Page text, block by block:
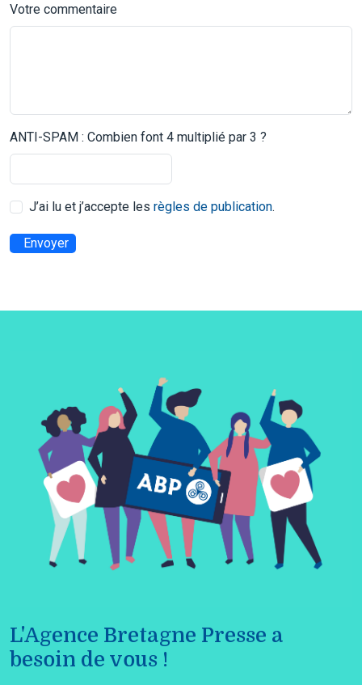
Votre commentaire
ANTI-SPAM : Combien font 4 multiplié par 3 ?
J’ai lu et j’accepte les règles de publication.
Envoyer
L'Agence Bretagne Presse a
besoin de vous !